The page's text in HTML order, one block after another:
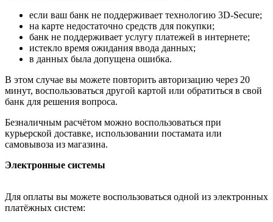
если ваш банк не поддерживает технологию 3D-Secure;
на карте недостаточно средств для покупки;
банк не поддерживает услугу платежей в интернете;
истекло время ожидания ввода данных;
в данных была допущена ошибка.
В этом случае вы можете повторить авторизацию через 20
минут, воспользоваться другой картой или обратиться в свой
банк для решения вопроса.
Безналичным расчётом можно воспользоваться при
курьерской доставке, использовании постамата или
самовывоза из магазина.
Электронные системы
Для оплаты вы можете воспользоваться одной из электронных
платёжных систем: